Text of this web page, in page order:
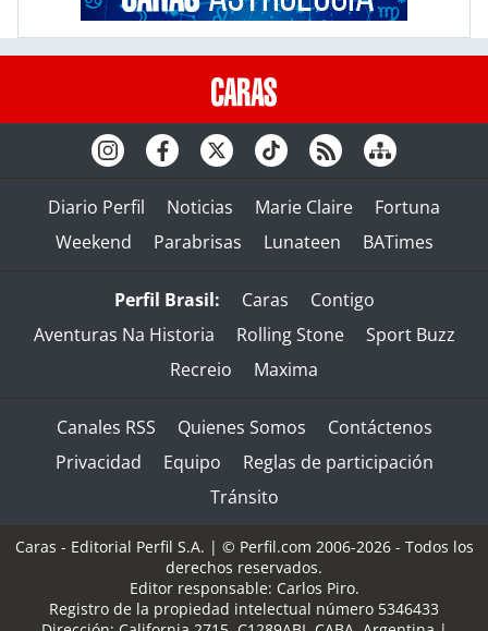
Diario Perfil Noticias Marie Claire
Fortuna
Weekend
Parabrisas Lunateen BATimes
Perfil Brasil: Caras
Contigo
Aventuras Na Historia
Rolling Stone
Sport Buzz
Recreio
Maxima
Canales RSS Quienes Somos
Contáctenos
Privacidad
Equipo
Reglas de participación
Tránsito
Caras - Editorial Perfil S.A. | © Perfil.com 2006-2026 - Todos los
derechos reservados.
Editor responsable: Carlos Piro.
Registro de la propiedad intelectual número 5346433